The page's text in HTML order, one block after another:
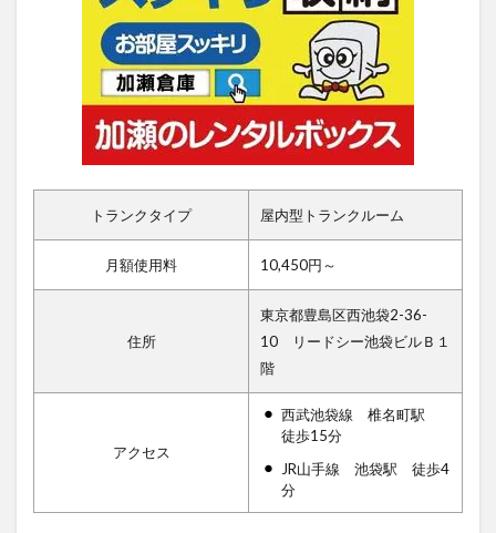
トランクタイプ 屋内型トランクルーム
月額使用料 10,450円～
住所
東京都豊島区西池袋2-36-
10 リードシー池袋ビルＢ１
階
アクセス
西武池袋線 椎名町駅
徒歩15分
JR山手線 池袋駅 徒歩4
分